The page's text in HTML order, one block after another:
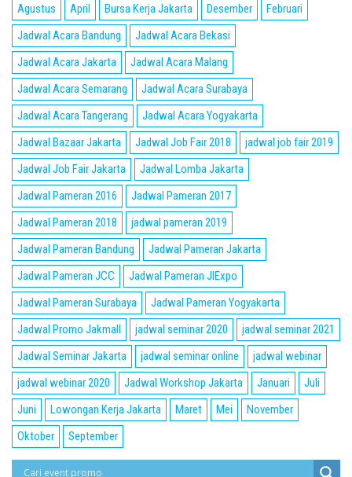
Agustus April Bursa Kerja Jakarta Desember
Februari
Jadwal Acara Bandung
Jadwal Acara Bekasi
Jadwal Acara Jakarta
Jadwal Acara Malang
Jadwal Acara Semarang
Jadwal Acara Surabaya
Jadwal Acara Tangerang
Jadwal Acara Yogyakarta
Jadwal Bazaar Jakarta
Jadwal Job Fair 2018
jadwal job fair 2019
Jadwal Job Fair Jakarta
Jadwal Lomba Jakarta
Jadwal Pameran 2016
Jadwal Pameran 2017
Jadwal Pameran 2018
jadwal pameran 2019
Jadwal Pameran Bandung
Jadwal Pameran Jakarta
Jadwal Pameran JCC
Jadwal Pameran JIExpo
Jadwal Pameran Surabaya
Jadwal Pameran Yogyakarta
Jadwal Promo Jakmall
jadwal seminar 2020
jadwal seminar 2021
Jadwal Seminar Jakarta
jadwal seminar online
jadwal webinar
jadwal webinar 2020
Jadwal Workshop Jakarta Januari
Juli
Juni
Lowongan Kerja Jakarta Maret Mei
November
Oktober
September